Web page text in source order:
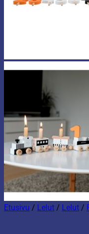
Etusivu / Lelut / Lelut /